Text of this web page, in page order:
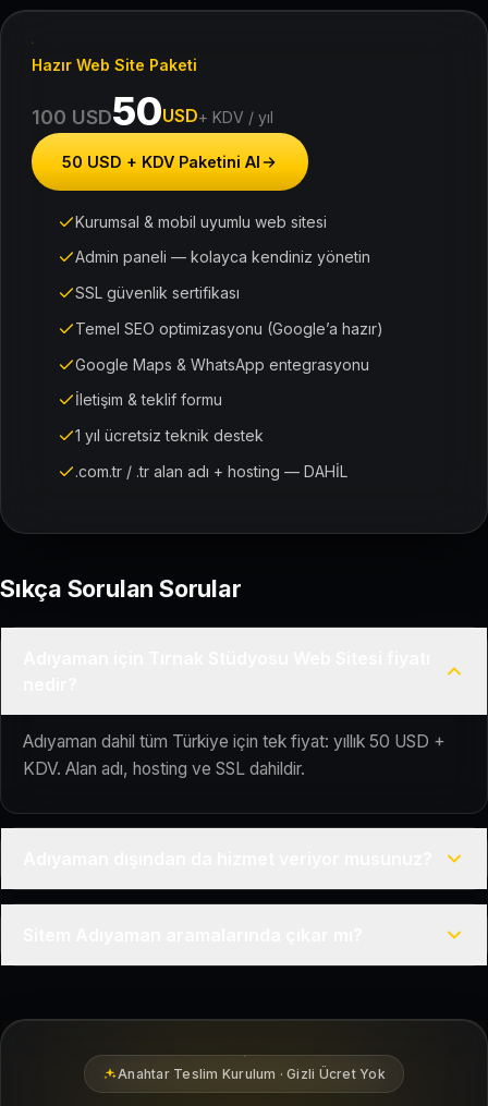
Hazır Web Site Paketi
100 USD50USD+ KDV / yıl
50 USD + KDV Paketini Al
Kurumsal & mobil uyumlu web sitesi
Admin paneli — kolayca kendiniz yönetin
SSL güvenlik sertifikası
Temel SEO optimizasyonu (Google’a hazır)
Google Maps & WhatsApp entegrasyonu
İletişim & teklif formu
1 yıl ücretsiz teknik destek
.com.tr / .tr alan adı + hosting — DAHİL
Sıkça Sorulan Sorular
Adıyaman dahil tüm Türkiye için tek fiyat: yıllık 50 USD +
KDV. Alan adı, hosting ve SSL dahildir.
Adıyaman bölgesindeki yerel müşterilerin sizi bulmasına
Anahtar Teslim Kurulum · Gizli Ücret Yok